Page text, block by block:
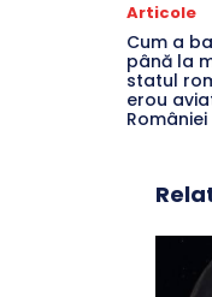
Articole
Cum a
până la
statul
erou
României